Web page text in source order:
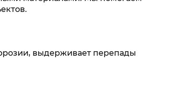
выдерживает перепады